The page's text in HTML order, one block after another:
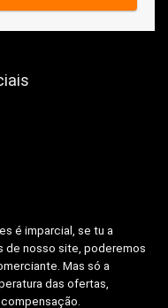
é imparcial, se tu a
de nosso site, poderemos
Mas só a
das ofertas,